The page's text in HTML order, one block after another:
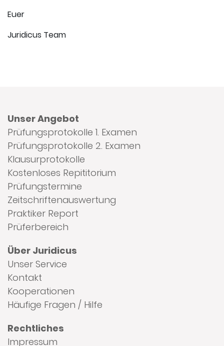
Euer
Juridicus Team
Unser Angebot
Prüfungsprotokolle 1. Examen
Prüfungsprotokolle 2. Examen
Klausurprotokolle
Kostenloses Repititorium
Prüfungstermine
Zeitschriftenauswertung
Praktiker Report
Prüferbereich
Über Juridicus
Unser Service
Kontakt
Kooperationen
Häufige Fragen / Hilfe
Rechtliches
Impressum